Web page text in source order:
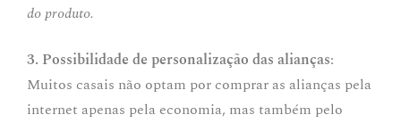
do produto.
3. Possibilidade de personalização das alianças:
Muitos casais não optam por comprar as alianças pela
internet apenas pela economia, mas também pelo